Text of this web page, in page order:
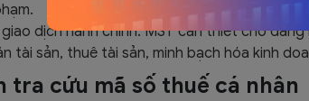
dịch hành chính: MST cần thiết cho
tài sản, thuê tài sản, minh bạch hóa kinh
tra cứu mã số thuế cá nhân